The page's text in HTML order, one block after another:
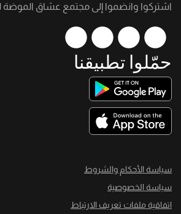
اشتركوا وانضموا إلى مجتمع عشاق الموضة
حمّلوا تطبيقنا
سياسة الأحكام والشروط
سياسة الخصوصية
اتفاقية ملفات تعريف الارتباط